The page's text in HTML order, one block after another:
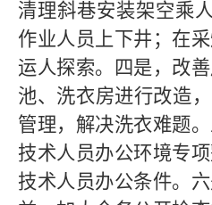
清理斜巷安装架空乘
作业人员上下井；在
运人探索。四是，改
池、洗衣房进行改造
管理，解决洗衣难题
技术人员办公环境专
技术人员办公条件。